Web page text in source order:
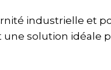
industrielle et
une solution idéale